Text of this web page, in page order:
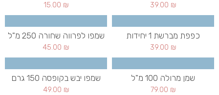
39.00 ₪
15.00 ₪
כפפת מברשת 1 יחידות
39.00 ₪
שמפו לפרווה שחורה 250 מ"ל
45.00 ₪
שמן מרולה 100 מ"ל
79.00 ₪
שמפו יבש בקופסה 150 גרם
49.00 ₪